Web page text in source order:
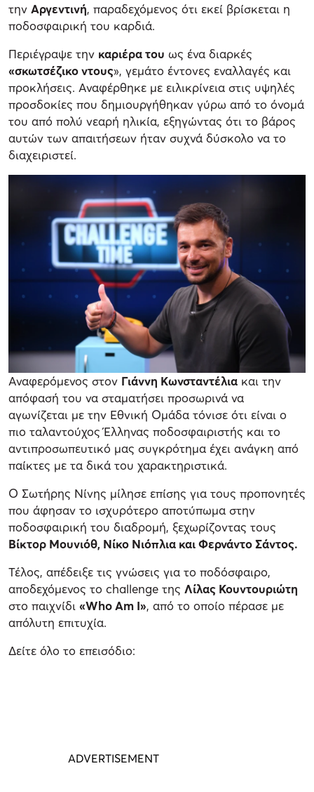
την Αργεντινή, παραδεχόμενος ότι εκεί βρίσκεται η
ποδοσφαιρική του καρδιά.
Περιέγραψε την καριέρα του ως ένα διαρκές
«σκωτσέζικο ντους», γεμάτο έντονες εναλλαγές και
προκλήσεις. Αναφέρθηκε με ειλικρίνεια στις υψηλές
προσδοκίες που δημιουργήθηκαν γύρω από το όνομά
του από πολύ νεαρή ηλικία, εξηγώντας ότι το βάρος
αυτών των απαιτήσεων ήταν συχνά δύσκολο να το
διαχειριστεί.
Αναφερόμενος στον Γιάννη Κωνσταντέλια και την
απόφασή του να σταματήσει προσωρινά να
αγωνίζεται με την Εθνική Ομάδα τόνισε ότι είναι ο
πιο ταλαντούχος Έλληνας ποδοσφαιριστής και το
αντιπροσωπευτικό μας συγκρότημα έχει ανάγκη από
παίκτες με τα δικά του χαρακτηριστικά.
Ο Σωτήρης Νίνης μίλησε επίσης για τους προπονητές
που άφησαν το ισχυρότερο αποτύπωμα στην
ποδοσφαιρική του διαδρομή, ξεχωρίζοντας τους
Βίκτορ Μουνιόθ, Νίκο Νιόπλια και Φερνάντο Σάντος.
Τέλος, απέδειξε τις γνώσεις για το ποδόσφαιρο,
αποδεχόμενος το challenge της Λίλας Κουντουριώτη
στο παιχνίδι «Who Am I», από το οποίο πέρασε με
απόλυτη επιτυχία.
Δείτε όλο το επεισόδιο: